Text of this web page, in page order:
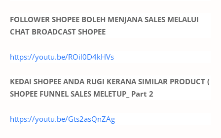
FOLLOWER SHOPEE BOLEH MENJANA SALES MELALUI
CHAT BROADCAST SHOPEE
https://youtu.be/ROil0D4kHVs
KEDAI SHOPEE ANDA RUGI KERANA SIMILAR PRODUCT (
SHOPEE FUNNEL SALES MELETUP_ Part 2
https://youtu.be/Gts2asQnZAg